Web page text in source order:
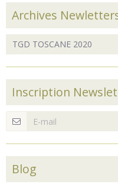
Archives
Inscription Newslet
Blog